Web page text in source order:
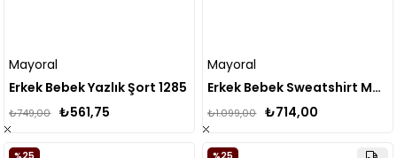
Mayoral
Erkek Bebek Yazlık Şort 1285
₺561,75
₺749,00
Mayoral
Erkek Bebek Sweatshirt MA.3D.2018
₺714,00
₺1.099,00